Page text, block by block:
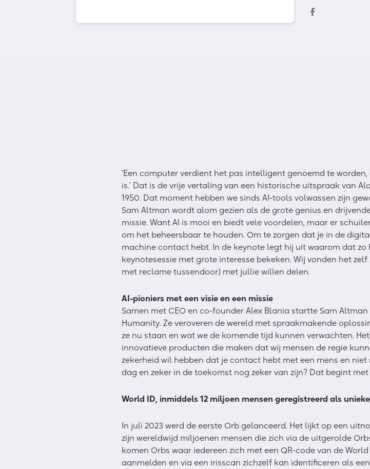
‘Een computer verdient het pas intelligent genoemd te
is.’ Dat is de vrije vertaling van een historische uitspraak van
1950. Dat moment hebben we sinds AI-tools volwassen zijn
Sam Altman wordt alom gezien als de grote genius en
missie. Want AI is mooi en biedt vele voordelen, maar er
om het beheersbaar te houden. Om te zorgen dat je in de
machine contact hebt. In de keynote legt hij uit waarom dat
keynotesessie met grote interesse bekeken. Wij vonden het
met reclame tussendoor) met jullie willen delen.
AI-pioniers met een visie en een missie
Samen met CEO en co-founder Alex Blania startte Sam
Humanity. Ze veroveren de wereld met spraakmakende
ze nu staan en wat we de komende tijd kunnen verwachten.
innovatieve producten die maken dat wij mensen de regie
zekerheid wil hebben dat je contact hebt met een mens en
dag en zeker in de toekomst nog zeker van zijn? Dat begint
World ID, inmiddels 12 miljoen mensen geregistreerd als
In juli 2023 werd de eerste Orb gelanceerd. Het lijkt op een
zijn wereldwijd miljoenen mensen die zich via de uitgerolde
komen Orbs waar iedereen zich met een QR-code van de
aanmelden en via een irisscan zichzelf kan identificeren als